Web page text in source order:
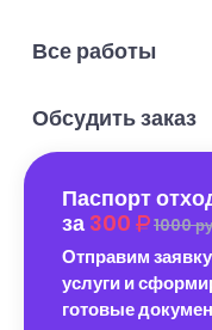
Все работы
Обсудить заказ
Паспорт
за 300 1000
Отправим
услуги и
готовые